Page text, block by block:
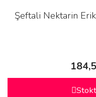
Şeftali Nektarin